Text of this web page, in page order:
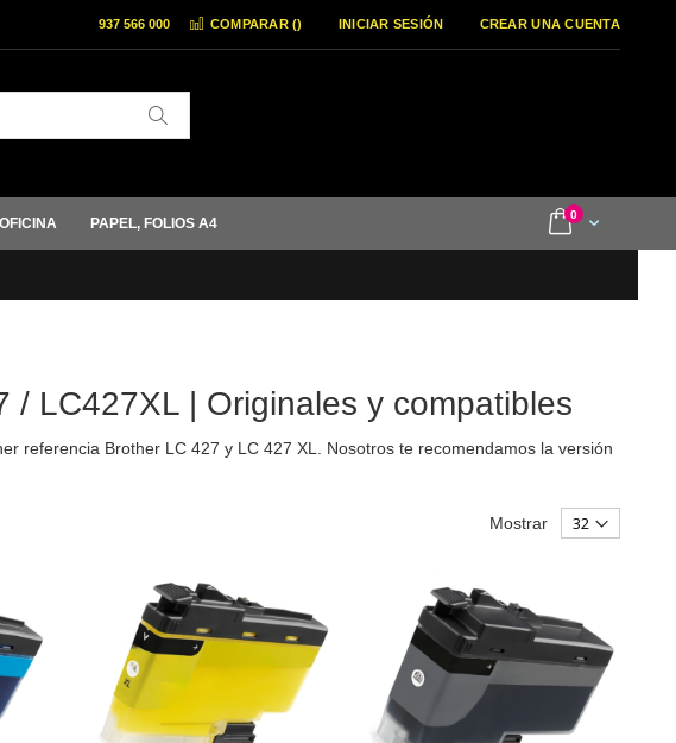
COMPARAR () INICIAR SESIÓN CREAR UNA CUENTA
937 566 000
Cart
0items
PAPEL, FOLIOS A4
LC427XL | Originales y compatibles
referencia Brother LC 427 y LC 427 XL. Nosotros te recomendamos la versión
Mostrar